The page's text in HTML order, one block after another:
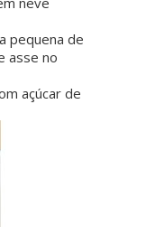
pequena de
asse no
açúcar de